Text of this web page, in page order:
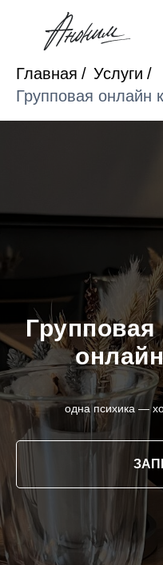
Главная / Услуги /
Групповая онлайн
Групповая
одна психика —